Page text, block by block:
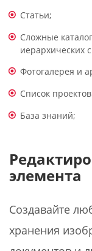
Статьи;
Сложные
иерархических
Фотогалерея и
Список
База знаний;
элемента
Создавайте
хранения